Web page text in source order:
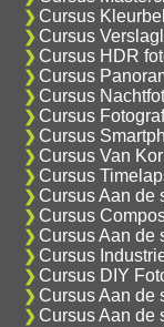
Cursus
Cursus
Cursus HDR
Cursus
Cursus
Cursus
Cursus
Cursus Van
Cursus
Cursus Aan de
Cursus
Cursus Aan de
Cursus
Cursus DIY
Cursus Aan de
Cursus Aan de